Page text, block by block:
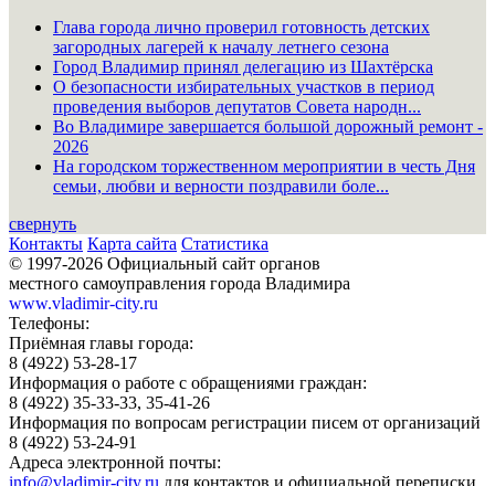
Глава города лично проверил готовность детских
загородных лагерей к началу летнего сезона
Город Владимир принял делегацию из Шахтёрска
О безопасности избирательных участков в период
проведения выборов депутатов Совета народн...
Во Владимире завершается большой дорожный ремонт -
2026
На городском торжественном мероприятии в честь Дня
семьи, любви и верности поздравили боле...
свернуть
Контакты Карта сайта Статистика
© 1997-2026 Официальный сайт органов
местного самоуправления города Владимира
www.vladimir-city.ru
Телефоны:
Приёмная главы города:
8 (4922) 53-28-17
Информация о работе с обращениями граждан:
8 (4922) 35-33-33, 35-41-26
Информация по вопросам регистрации писем от организаций
8 (4922) 53-24-91
Адреса электронной почты:
info@vladimir-city.ru для контактов и официальной переписки